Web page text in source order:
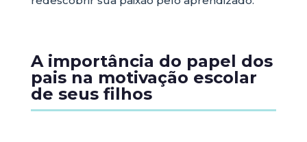
A importância do papel dos
pais na motivação escolar
de seus filhos